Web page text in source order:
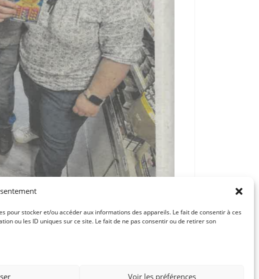
pour stocker et/ou accéder aux informations des appareils. Le fait de consentir à ces
ou les ID uniques sur ce site. Le fait de ne pas consentir ou de retirer son
Voir les préférences